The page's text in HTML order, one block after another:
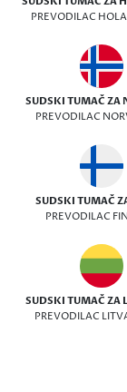
PREVODILAC
SUDSKI TUMAČ ZA
PREVODILAC
SUDSKI TUMAČ
PREVODILAC
SUDSKI TUMAČ ZA
PREVODILAC